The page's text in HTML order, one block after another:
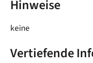
Hinweise
keine
Vertiefende